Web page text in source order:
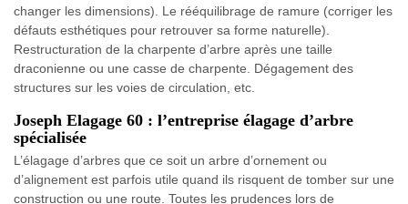
changer les dimensions). Le rééquilibrage de ramure (corriger les
défauts esthétiques pour retrouver sa forme naturelle).
Restructuration de la charpente d’arbre après une taille
draconienne ou une casse de charpente. Dégagement des
structures sur les voies de circulation, etc.
Joseph Elagage 60 : l’entreprise élagage d’arbre
spécialisée
L’élagage d’arbres que ce soit un arbre d’ornement ou
d’alignement est parfois utile quand ils risquent de tomber sur une
construction ou une route. Toutes les prudences lors de